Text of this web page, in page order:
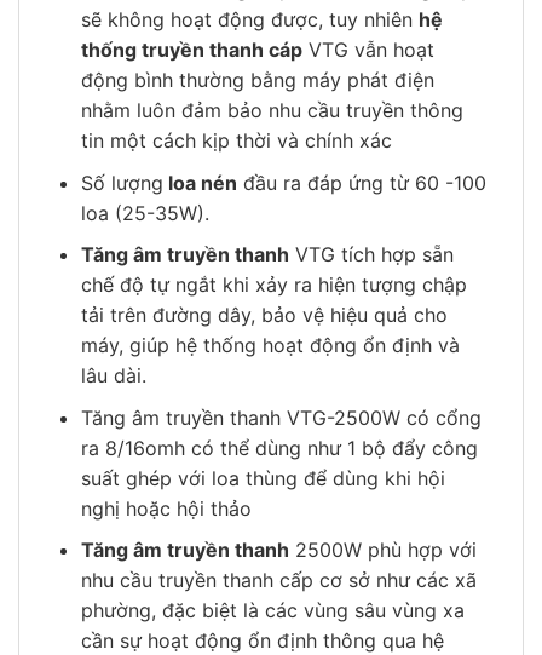
sẽ không hoạt động được, tuy nhiên hệ
thống truyền thanh cápVTG vẫn hoạt
động bình thường bằng máy phát điện
nhằm luôn đảm bảo nhu cầu truyền thông
tin một cách kịp thời và chính xác
Số lượng loa nén đầu ra đáp ứng từ 60 -100
loa (25-35W).
Tăng âm truyền thanh VTG tích hợp sẵn
chế độ tự ngắt khi xảy ra hiện tượng chập
tải trên đường dây, bảo vệ hiệu quả cho
máy, giúp hệ thống hoạt động ổn định và
lâu dài.
Tăng âm truyền thanh VTG-2500W có cổng
ra 8/16omh có thể dùng như 1 bộ đẩy công
suất ghép với loa thùng để dùng khi hội
nghị hoặc hội thảo
Tăng âm truyền thanh 2500W phù hợp với
nhu cầu truyền thanh cấp cơ sở như các xã
phường, đặc biệt là các vùng sâu vùng xa
cần sự hoạt động ổn định thông qua hệ